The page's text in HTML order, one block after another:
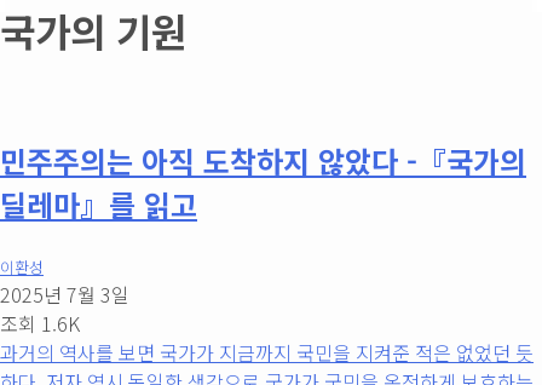
은
게
삶
은
느
국가의 기원
민주주의는 아직 도착하지 않았다 -『국가의
딜레마』를 읽고
이환성
2025년 7월 3일
조회 1.6K
과거의 역사를 보면 국가가 지금까지 국민을 지켜준 적은 없었던 듯